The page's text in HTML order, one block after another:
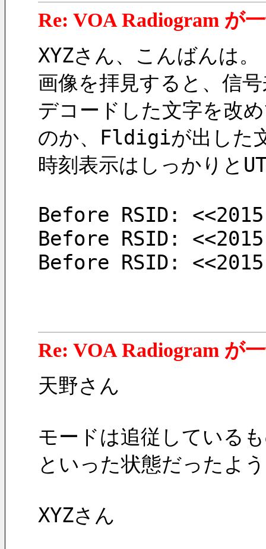
Re: VOA Radiogram が
XYZさん、こんばんは。
画像を拝見すると、信
デコードした文字を改
のか、Fldigiが出した
時刻表示はしっかりと
Before RSID:
Before RSID:
Before RSID:
Re: VOA Radiogram が
天野さん
モードは追従している
といった状態だったよ
XYZさん